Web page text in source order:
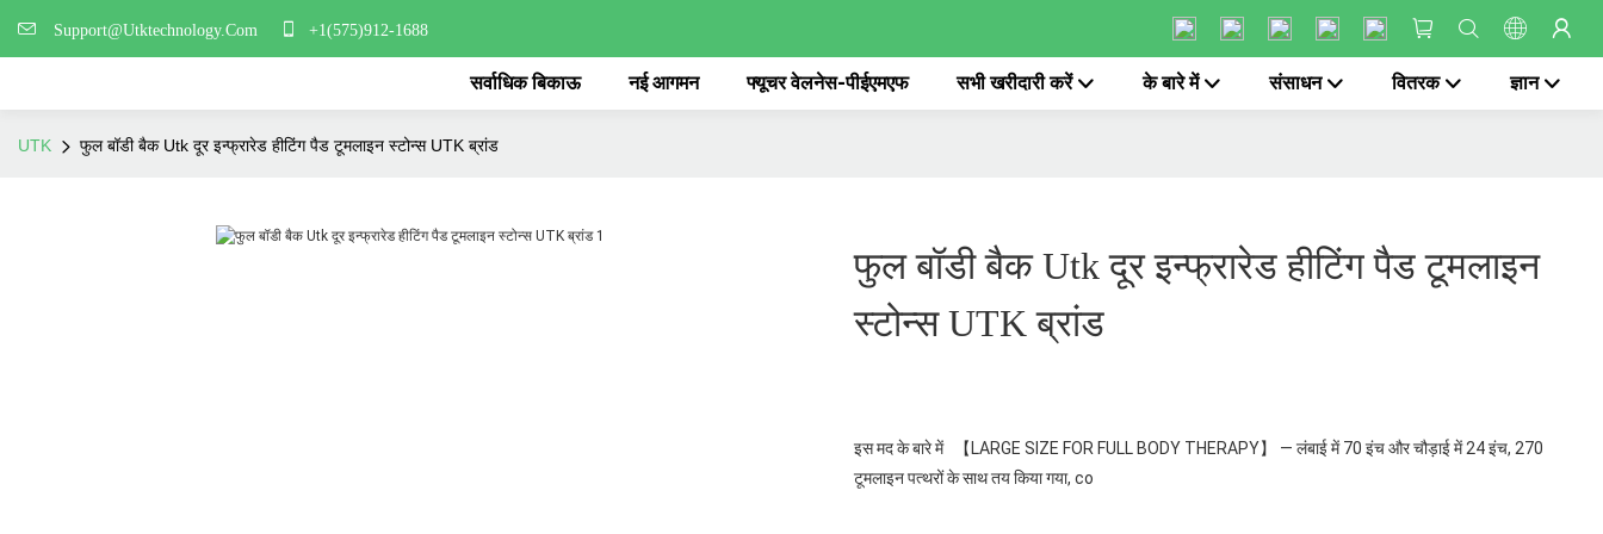
Support@Utktechnology.Com +1(575)912-1688
सर्वाधिक बिकाऊ नई आगमन फ्यूचर वेलनेस-पीईएमएफ सभी खरीदारी करें के बारे में संसाधन वितरक ज्ञान
UTK फुल बॉडी बैक Utk दूर इन्फ्रारेड हीटिंग पैड टूमलाइन स्टोन्स UTK ब्रांड
फुल बॉडी बैक Utk दूर इन्फ्रारेड हीटिंग पैड टूमलाइन
स्टोन्स UTK ब्रांड
इस मद के बारे में 【LARGE SIZE FOR FULL BODY THERAPY】 — लंबाई में 70 इंच और चौड़ाई में 24 इंच, 270
टूमलाइन पत्थरों के साथ तय किया गया, co